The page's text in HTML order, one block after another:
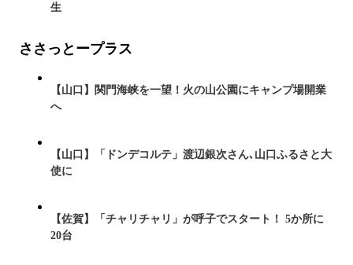
生
ささっとープラス
【山口】関門海峡を一望！火の山公園にキャンプ場開業
へ
【山口】「ドンデコルテ」渡辺銀次さん､山口ふるさと大
使に
【佐賀】「チャリチャリ」が呼子でスタート！ 5か所に
20台